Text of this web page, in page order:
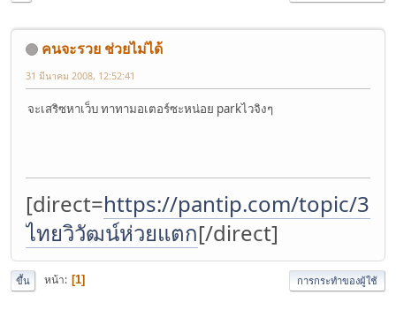
คนจะรวย ช่วยไม่ได้
31 มีนาคม 2008, 12:52:41
จะเสริซหาเว็บ ทาทามอเตอร์ซะหน่อย parkไวจิงๆ
[direct=https://pantip.com/topic/
ไทยวิวัฒน์ห่วยแตก[/direct]
ขึ้น หน้า 1 การกระทำของผู้ใช้